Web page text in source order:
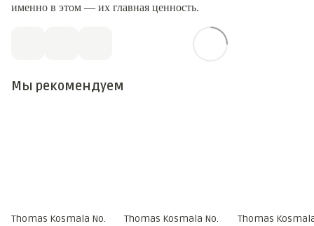
именно в этом — их главная ценность.
Мы рекомендуем
Thomas Kosmala No.
Thomas Kosmala No.
Thomas